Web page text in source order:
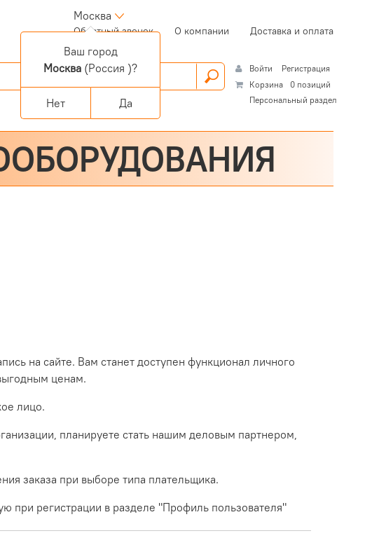
Москва
Обратный звонок(current)О компании Доставка и оплата
Войти
Регистрация
Корзина
0 позиций
Персональный раздел
на сайте. Вам станет доступен функционал личного
ценам.
лицо.
планируете стать нашим деловым партнером,
заказа при выборе типа плательщика.
при регистрации в разделе "Профиль пользователя"
Ваш город
Москва (Россия )?
Нет Да